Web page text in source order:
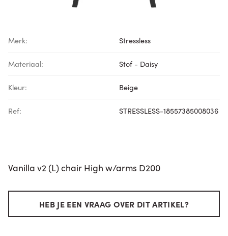
Merk: Stressless
Materiaal: Stof - Daisy
Kleur: Beige
Ref: STRESSLESS-18557385008036
Vanilla v2 (L) chair High w/arms D200
HEB JE EEN VRAAG OVER DIT ARTIKEL?